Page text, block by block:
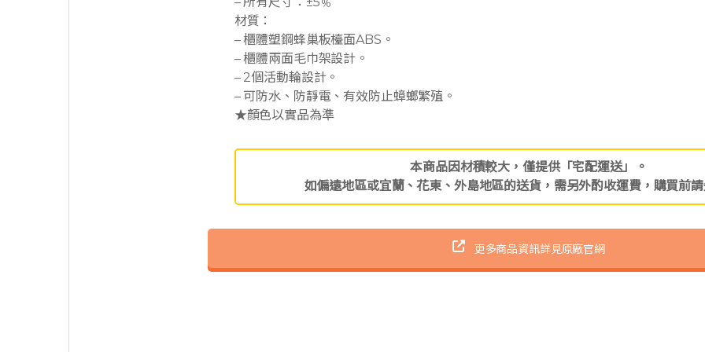
材質：
– 櫃體塑鋼蜂巢板檯面ABS。
– 櫃體兩面毛巾架設計。
– 2個活動輪設計。
– 可防水、防靜電、有效防止蟑螂繁殖。
★顏色以實品為準
本商品因材積較大，僅提供「宅配運送」。
如偏遠地區或宜蘭、花東、外島地區的送貨，需另外酌收運費，購買前
更多商品資訊詳見原廠官網